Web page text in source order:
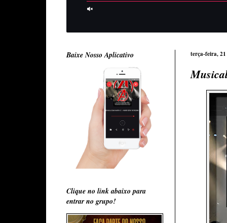
terça-feira,
Baixe Nosso Aplicativo
Clique no link abaixo para
entrar no grupo!